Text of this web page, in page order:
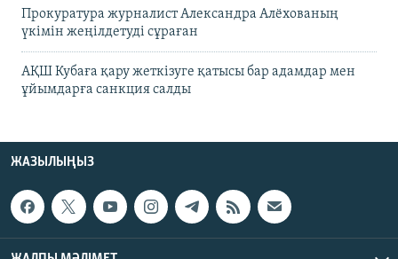
Прокуратура журналист Александра Алёхованың
үкімін жеңілдетуді сұраған
АҚШ Кубаға қару жеткізуге қатысы бар адамдар мен
ұйымдарға санкция салды
ЖАЗЫЛЫҢЫЗ